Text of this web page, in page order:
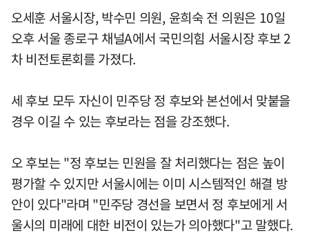
오세훈 서울시장, 박수민 의원, 윤희숙 전 의원은 10일
오후 서울 종로구 채널A에서 국민의힘 서울시장 후보 2
차 비전토론회를 가졌다.
세 후보 모두 자신이 민주당 정 후보와 본선에서 맞붙을
경우 이길 수 있는 후보라는 점을 강조했다.
오 후보는 "정 후보는 민원을 잘 처리했다는 점은 높이
평가할 수 있지만 서울시에는 이미 시스템적인 해결 방
안이 있다"라며 "민주당 경선을 보면서 정 후보에게 서
울시의 미래에 대한 비전이 있는가 의아했다"고 말했다.